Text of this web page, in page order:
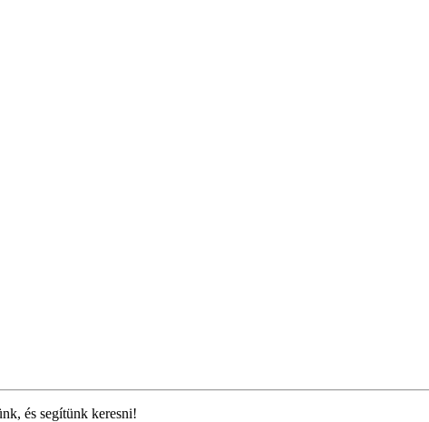
és segítünk keresni!